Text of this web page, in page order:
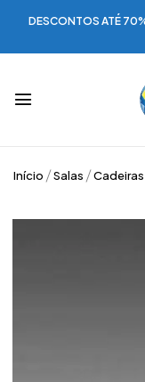
DESCONTOS ATÉ
Início Salas Cadeiras